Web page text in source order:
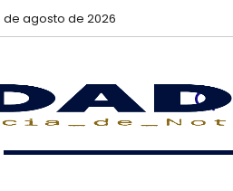
de agosto de 2026